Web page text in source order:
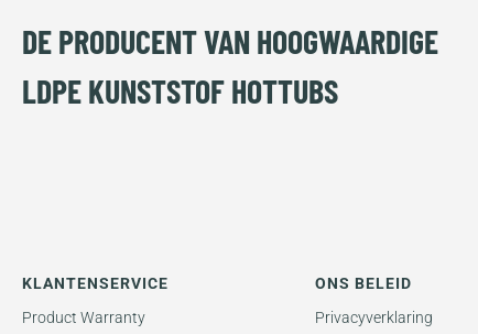
DE PRODUCENT VAN HOOGWAARDIGE
LDPE KUNSTSTOF HOTTUBS
KLANTENSERVICE
Product Warranty
ONS BELEID
Privacyverklaring